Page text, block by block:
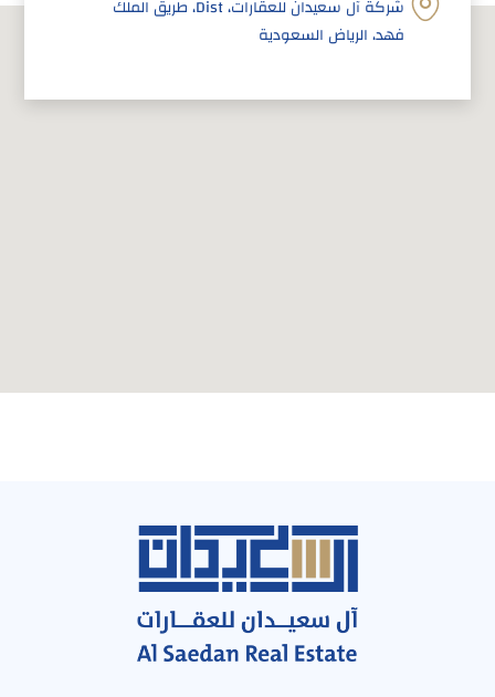
شركة آل سعيدان للعقارات، Dist، طريق الملك
فهد، الرياض السعودية